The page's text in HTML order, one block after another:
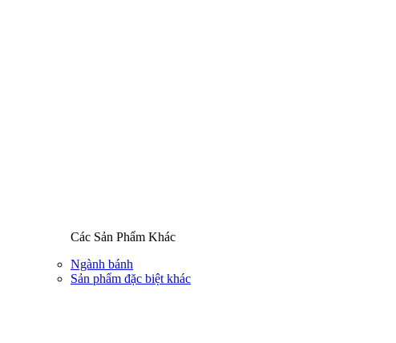
Các Sản Phẩm Khác
Ngành bánh
Sản phẩm đặc biệt khác